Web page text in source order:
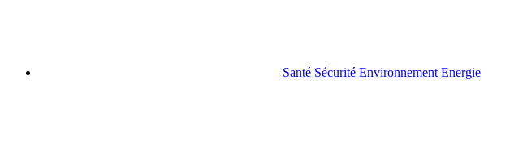
Santé Sécurité Environnement Energie